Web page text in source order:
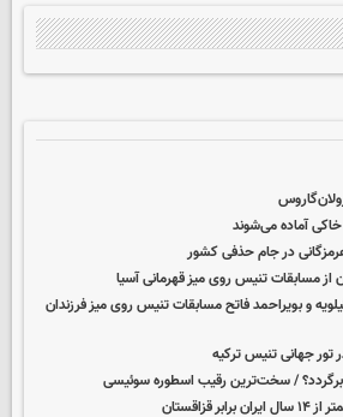
آماده می‌شوند
در جام حذفی کشور
از مسابقات تنیس روی میز قهرمانی آسیا
و بویراحمد فاتح مسابقات تنیس روی میز فرزندان
تور جهانی تنیس ترکیه
/ سخت‌ترین رقیب اسطوره سوئیسی